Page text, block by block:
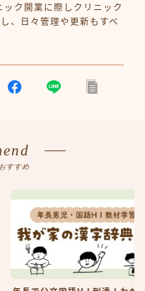
ク開業に際しクリニック
、日々管理や更新もすべ
すすめ